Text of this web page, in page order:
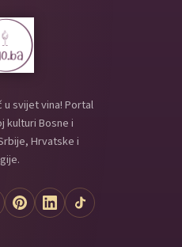
u svijet vina! Portal
kulturi Bosne i
Hrvatske i